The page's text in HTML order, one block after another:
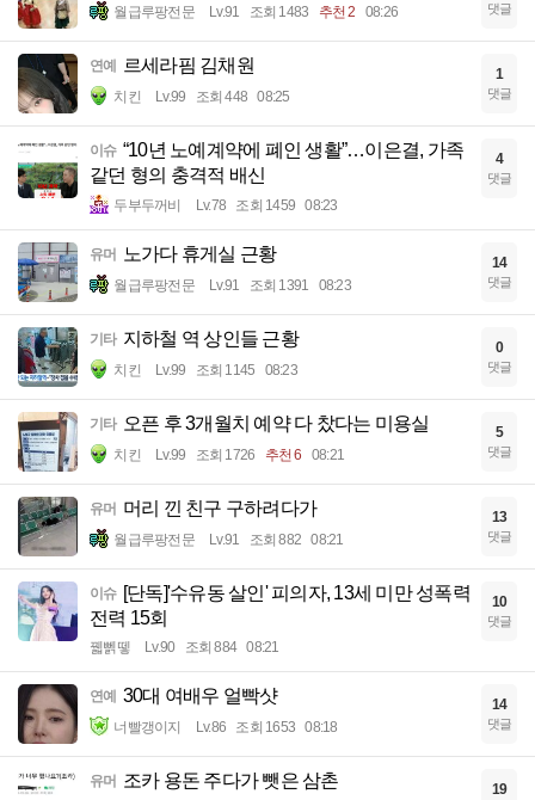
월급루팡전문 Lv.91 조회 1483 추천 2 08:26 댓글
연예 르세라핌 김채원
치킨 Lv.99 조회 448 08:25
1
댓글
이슈 “10년 노예계약에 폐인 생활”…이은결, 가족
같던 형의 충격적 배신
두부두꺼비 Lv.78 조회 1459 08:23
4
댓글
유머 노가다 휴게실 근황
월급루팡전문 Lv.91 조회 1391 08:23
14
댓글
기타 지하철 역 상인들 근황
치킨 Lv.99 조회 1145 08:23
0
댓글
기타 오픈 후 3개월치 예약 다 찼다는 미용실
치킨 Lv.99 조회 1726 추천 6 08:21
5
댓글
유머 머리 낀 친구 구하려다가
월급루팡전문 Lv.91 조회 882 08:21
13
댓글
이슈
[단독]'수유동 살인' 피의자, 13세 미만 성폭력
전력 15회
꿻뻵뗗 Lv.90 조회 884 08:21
10
댓글
연예 30대 여배우 얼빡샷
너빨갱이지 Lv.86 조회 1653 08:18
14
댓글
유머 조카 용돈 주다가 뺏은 삼촌 19